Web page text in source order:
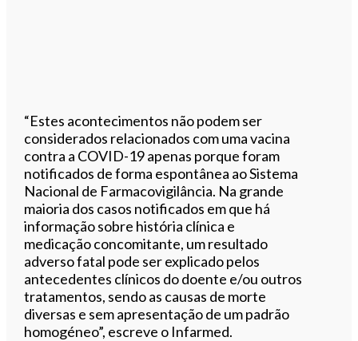
“Estes acontecimentos não podem ser
considerados relacionados com uma vacina
contra a COVID-19 apenas porque foram
notificados de forma espontânea ao Sistema
Nacional de Farmacovigilância. Na grande
maioria dos casos notificados em que há
informação sobre história clínica e
medicação concomitante, um resultado
adverso fatal pode ser explicado pelos
antecedentes clínicos do doente e/ou outros
tratamentos, sendo as causas de morte
diversas e sem apresentação de um padrão
homogéneo”, escreve o Infarmed.